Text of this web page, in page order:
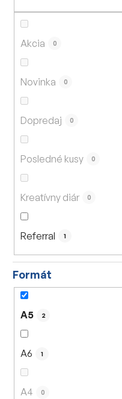
Akcia 0
Novinka 0
Dopredaj 0
Posledné kusy 0
Kreatívny diár 0
Referral 1
Formát
A5 2
A6 1
A4 0